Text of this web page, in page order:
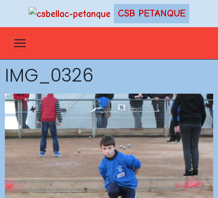
CSB PETANQUE
IMG_0326